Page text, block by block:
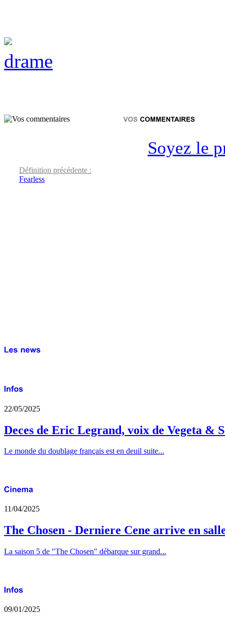
drame
Soyez le
Définition précédente :
Fearless
22/05/2025
Deces de Eric Legrand, voix de Vegeta &
Le monde du doublage français est en deuil suite...
11/04/2025
The Chosen - Derniere Cene arrive en
La saison 5 de "The Chosen" débarque sur grand...
09/01/2025